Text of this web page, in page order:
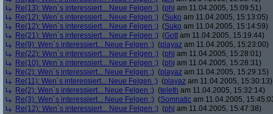
Re(13): Wen´s interessiert... Neue Felgen ;) (phj am 11.04.2005, 15:09:51)
Re(12): Wen´s interessiert... Neue Felgen ;) (Suko am 11.04.2005, 15:13:05)
Re(12): Wen´s interessiert... Neue Felgen ;) (Suko am 11.04.2005, 15:14:59)
Re(21): Wen´s interessiert... Neue Felgen ;) (Gott am 11.04.2005, 15:19:44)
Re(9): Wen´s interessiert... Neue Felgen ;) (playaz am 11.04.2005, 15:23:00)
Re(22): Wen´s interessiert... Neue Felgen ;) (phj am 11.04.2005, 15:28:01)
Re(10): Wen´s interessiert... Neue Felgen ;) (phj am 11.04.2005, 15:28:31)
Re(2): Wen´s interessiert... Neue Felgen ;) (playaz am 11.04.2005, 15:29:15)
Re(11): Wen´s interessiert... Neue Felgen ;) (playaz am 11.04.2005, 15:30:13)
Re(2): Wen´s interessiert... Neue Felgen ;) (teleth am 11.04.2005, 15:32:14)
Re(3): Wen´s interessiert... Neue Felgen ;) (Somnatic am 11.04.2005,
Re(12): Wen´s interessiert... Neue Felgen ;) (phj am 11.04.2005, 15:47:38)